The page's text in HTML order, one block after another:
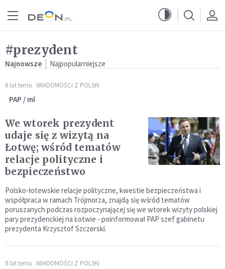
#prezydent
Najnowsze Najpopularniejsze
8 lat temu WIADOMOŚCI Z POLSKI
PAP / ml
We wtorek prezydent
udaje się z wizytą na
Łotwę; wśród tematów
relacje polityczne i
bezpieczeństwo
Polsko-łotewskie relacje polityczne, kwestie bezpieczeństwa i
współpraca w ramach Trójmorza, znajdą się wśród tematów
poruszanych podczas rozpoczynającej się we wtorek wizyty polskiej
pary prezydenckiej na Łotwie - poinformował PAP szef gabinetu
prezydenta Krzysztof Szczerski.
8 lat temu WIADOMOŚCI Z POLSKI